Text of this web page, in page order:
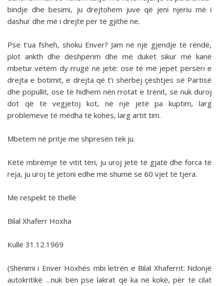
bindje dhe besimi, ju drejtohem juve që jeni njeriu më i
dashur dhe më i drejtë për të gjithë ne.
Pse t’ua fsheh, shoku Enver? Jam në një gjendje të rëndë,
plot ankth dhe dëshpërim dhe më duket sikur më kanë
mbetur vetëm dy rrugë në jetë: ose të më jepet përsëri e
drejta e botimit, e drejta që t’i shërbej çështjes së Partisë
dhe popullit, ose të hidhem nën rrotat e trenit, se nuk duroj
dot që të vegjetoj kot, në një jetë pa kuptim, larg
problemeve të mëdha të kohës, larg artit tim.
Mbetem në pritje me shpresën tek ju.
Këtë mbrëmje të vitit tëri, ju uroj jetë të gjatë dhe forca të
reja, ju uroj të jetoni edhe më shumë se 60 vjet të tjera.
Me respekt të thellë
Bilal Xhaferr Hoxha
Kullë 31.12.1969
(Shënimi i Enver Hoxhës mbi letrën e Bilal Xhaferrit: Ndonjë
autokritikë …nuk bën pse lakrat që ka në kokë, për të cilat